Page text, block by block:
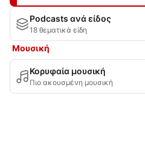
Podcasts ανά είδος
18 θεματικά είδη
Μουσική
Κορυφαία μουσική
Πιο ακουσμένη μουσική